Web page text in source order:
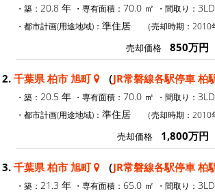
・築： 20.8 年 ・専有面積： 70.0 ㎡ ・間取り：
・都市計画(用途地域)： 準住居 （売却時期：2010
売却価格 850万円
2. 千葉県 柏市 旭町 （JR常磐線各駅停車 柏
・築： 20.5 年 ・専有面積： 70.0 ㎡ ・間取り：
・都市計画(用途地域)： 準住居 （売却時期：2010
売却価格 1,800万円
3. 千葉県 柏市 旭町 （JR常磐線各駅停車 柏
・築： 21.3 年 ・専有面積： 65.0 ㎡ ・間取り：